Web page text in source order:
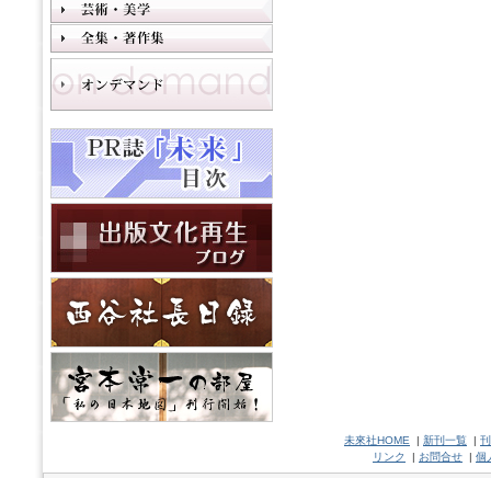
未來社HOME | 新刊一覧 |
リンク
| お問合せ | 個